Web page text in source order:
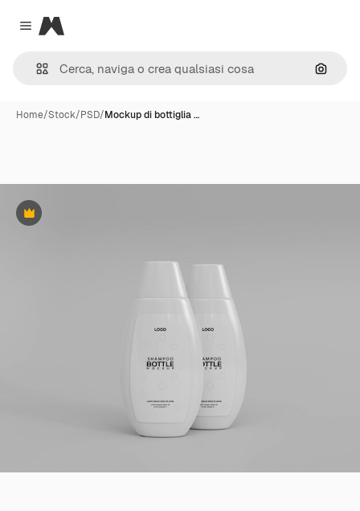
Close menu
Magnific
Cerca
Home/Stock/PSD/Mockup di bottiglia …
Premium